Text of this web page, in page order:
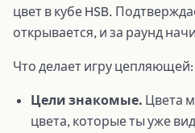
цвет в кубе HSB.
открывается, и за раунд
Что делает игру цепляющей:
Цели знакомые. Цвета
цвета, которые ты уже